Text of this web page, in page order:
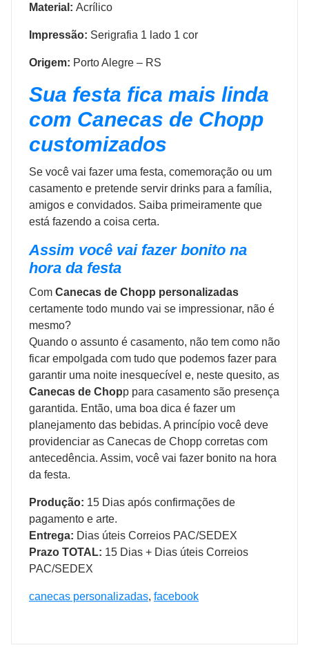
Material: Acrílico
Impressão: Serigrafia 1 lado 1 cor
Origem: Porto Alegre – RS
Sua festa fica mais linda
com Canecas de Chopp
customizados
Se você vai fazer uma festa, comemoração ou um
casamento e pretende servir drinks para a família,
amigos e convidados. Saiba primeiramente que
está fazendo a coisa certa.
Assim você vai fazer bonito na
hora da festa
Com Canecas de Chopp personalizadas
certamente todo mundo vai se impressionar, não é
mesmo?
Quando o assunto é casamento, não tem como não
ficar empolgada com tudo que podemos fazer para
garantir uma noite inesquecível e, neste quesito, as
Canecas de Chopp para casamento são presença
garantida. Então, uma boa dica é fazer um
planejamento das bebidas. A princípio você deve
providenciar as Canecas de Chopp corretas com
antecedência. Assim, você vai fazer bonito na hora
da festa.
Produção: 15 Dias após confirmações de
pagamento e arte.
Entrega: Dias úteis Correios PAC/SEDEX
Prazo TOTAL: 15 Dias + Dias úteis Correios
PAC/SEDEX
canecas personalizadas, facebook